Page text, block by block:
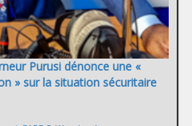
Purusi dénonce une «
» sur la situation sécuritaire